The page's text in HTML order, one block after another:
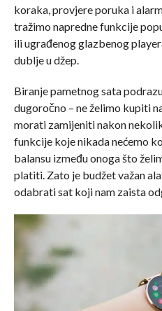
koraka, provjere poruka i
tražimo napredne funkcije
ili ugrađenog glazbenog
dublje u džep.
Biranje pametnog sata
dugoročno – ne želimo kupiti
morati zamijeniti nakon
funkcije koje nikada nećemo
balansu između onoga što
platiti. Zato je budžet važan
odabrati sat koji nam zaista